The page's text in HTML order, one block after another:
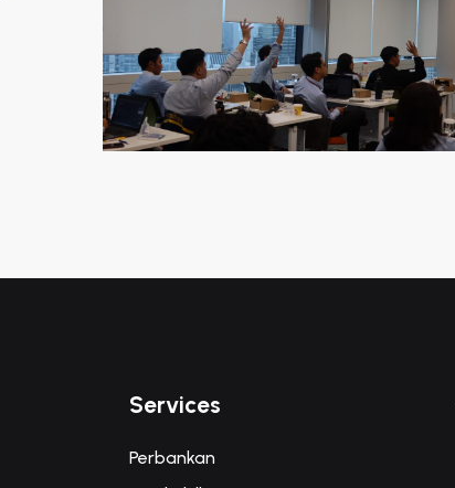
Services
Perbankan